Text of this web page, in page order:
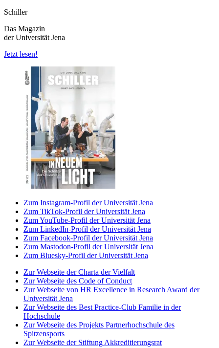
Schiller
Das Magazin
der Universität Jena
Jetzt lesen!
Zum Instagram-Profil der Universität Jena
Zum TikTok-Profil der Universität Jena
Zum YouTube-Profil der Universität Jena
Zum LinkedIn-Profil der Universität Jena
Zum Facebook-Profil der Universität Jena
Zum Mastodon-Profil der Universität Jena
Zum Bluesky-Profil der Universität Jena
Zur Webseite der Charta der Vielfalt
Zur Webseite des Code of Conduct
Zur Webseite von HR Excellence in Research Award der
Universität Jena
Zur Webseite des Best Practice-Club Familie in der
Hochschule
Zur Webseite des Projekts Partnerhochschule des
Spitzensports
Zur Webseite der Stiftung Akkreditierungsrat